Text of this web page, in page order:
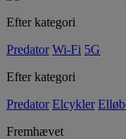
Efter kategori
Predator Wi-Fi 5G
Efter kategori
Predator Elcykler
Fremhævet